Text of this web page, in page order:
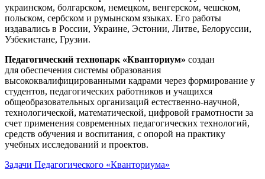
украинском, болгарском, немецком, венгерском, чешском,
польском, сербском и румынском языках. Его работы
издавались в России, Украине, Эстонии, Литве, Белоруссии,
Узбекистане, Грузии.
Педагогический технопарк «Кванториум» создан
для обеспечения системы образования
высококвалифицированными кадрами через формирование у
студентов, педагогических работников и учащихся
общеобразовательных организаций естественно-научной,
технологической, математической, цифровой грамотности за
счет применения современных педагогических технологий,
средств обучения и воспитания, с опорой на практику
учебных исследований и проектов.
Задачи Педагогического «Кванториума»